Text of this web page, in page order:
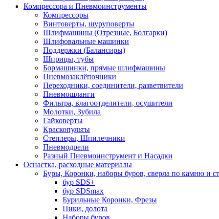
Компрессора и Пневмоинструменты
Компрессоры
Винтоверты, шуруповерты
Шлифмашины (Отрезные, Болгарки)
Шлифовальные машинки
Поддержки (Балансиры)
Шприцы, тубы
Бормашинки, прямые шлифмашины
Пневмозаклёпочники
Переходники, соединители, разветвители
Пневмошланги
Фильтра, влагоотделители, осушители
Молотки, Зубила
Гайковерты
Краскопульты
Степлеры, Шпилечники
Пневмодрели
Разный Пневмоинструмент и Насадки
Оснастка, расходные материалы
Буры, Коронки, наборы буров, сверла по камню и
бур SDS+
бур SDSmax
Бурильные Коронки, Фрезы
Пики, долота
Наборы буров